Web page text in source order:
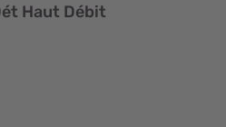
Haut Débit